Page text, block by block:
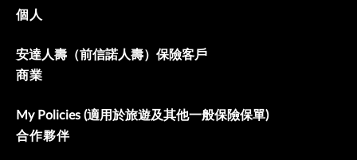
個人
安達人壽（前信諾人壽）保險客戶
商業
My Policies (適用於旅遊及其他一般保險保單)
合作夥伴